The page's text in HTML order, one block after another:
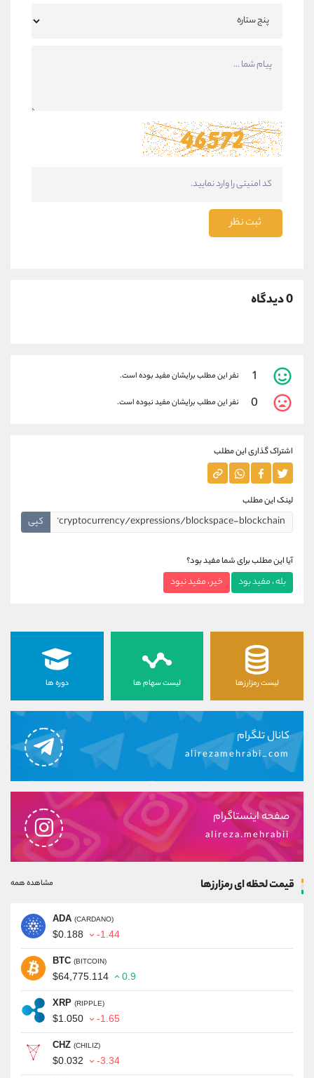
ثبت نظر
0 دیدگاه
1 نفر این مطلب برایشان مفید بوده است.
0 نفر این مطلب برایشان مفید نبوده است.
اشتراک گذاری این مطلب
لینک این مطلب
کپی
آیا این مطلب برای شما مفید بود؟
بله ، مفید بود خیر ، مفید نبود
لیست رمزارزها لیست سهام ها دوره ها
کانال تلگرام
alirezamehrabi_com
صفحه اینستاگرام
alireza.mehrabii
قیمت لحظه ای رمزارزها مشاهده همه
ADA (CARDANO)
$0.188 -1.44
BTC (BITCOIN)
$64,775.114 0.9
XRP (RIPPLE)
$1.050 -1.65
CHZ (CHILIZ)
$0.032 -3.34